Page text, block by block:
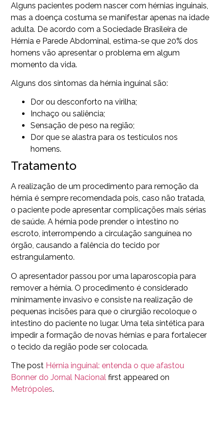
Alguns pacientes podem nascer com hérnias inguinais,
mas a doença costuma se manifestar apenas na idade
adulta. De acordo com a Sociedade Brasileira de
Hérnia e Parede Abdominal, estima-se que 20% dos
homens vão apresentar o problema em algum
momento da vida.
Alguns dos sintomas da hérnia inguinal são:
Dor ou desconforto na virilha;
Inchaço ou saliência;
Sensação de peso na região;
Dor que se alastra para os testículos nos
homens.
Tratamento
A realização de um procedimento para remoção da
hérnia é sempre recomendada pois, caso não tratada,
o paciente pode apresentar complicações mais sérias
de saúde. A hérnia pode prender o intestino no
escroto, interrompendo a circulação sanguínea no
órgão, causando a falência do tecido por
estrangulamento.
O apresentador passou por uma laparoscopia para
remover a hérnia. O procedimento é considerado
minimamente invasivo e consiste na realização de
pequenas incisões para que o cirurgião recoloque o
intestino do paciente no lugar. Uma tela sintética para
impedir a formação de novas hérnias e para fortalecer
o tecido da região pode ser colocada.
The post Hérnia inguinal: entenda o que afastou
Bonner do Jornal Nacional first appeared on
Metrópoles.